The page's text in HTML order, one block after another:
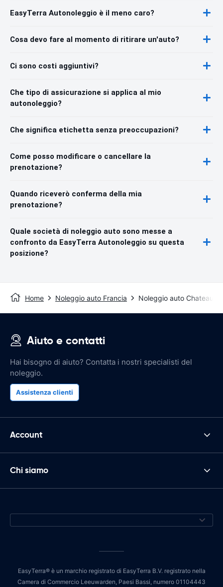
EasyTerra Autonoleggio è il meno caro?
Cosa devo fare al momento di ritirare un'auto?
Ci sono costi aggiuntivi?
Che tipo di assicurazione si applica al mio
autonoleggio?
Che significa etichetta senza preoccupazioni?
Come posso modificare o cancellare la
prenotazione?
Quando riceverò conferma della mia
prenotazione?
Quale società di noleggio auto sono messe a
confronto da EasyTerra Autonoleggio su questa
posizione?
Home Noleggio auto Francia Noleggio auto
Aiuto e contatti
Hai bisogno di aiuto? Contatta i nostri specialisti del
noleggio.
Assistenza clienti
Account
Chi siamo
EasyTerra® è un marchio registrato di EasyTerra B.V. registrato nella
Camera di Commercio Leeuwarden, Paesi Bassi, numero 01104443